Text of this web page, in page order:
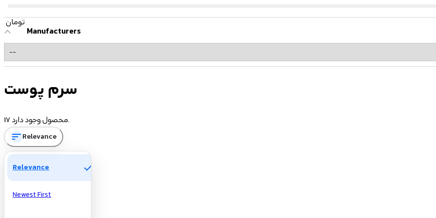
تومان
Manufacturers
سرم پوست
17 محصول وجود دارد.
sortRelevance
Relevance check
Newest First